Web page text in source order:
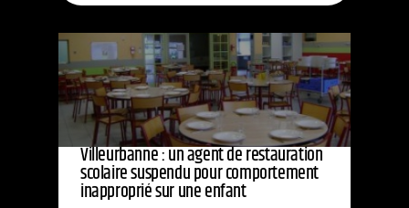
Villeurbanne : un agent de restauration
scolaire suspendu pour comportement
inapproprié sur une enfant